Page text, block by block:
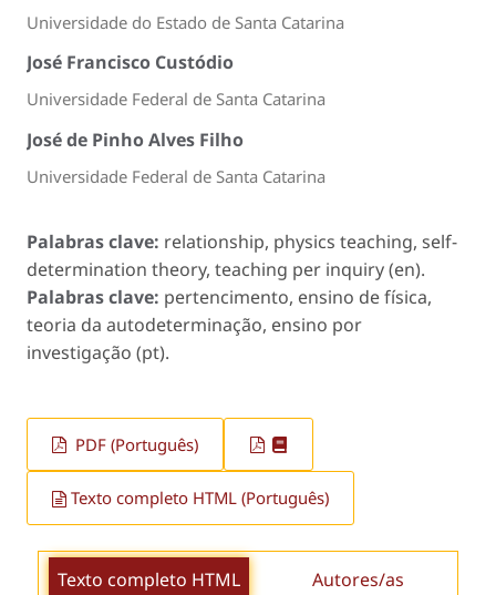
Universidade do Estado de Santa Catarina
José Francisco Custódio
Universidade Federal de Santa Catarina
José de Pinho Alves Filho
Universidade Federal de Santa Catarina
Palabras clave: relationship, physics teaching, self-
determination theory, teaching per inquiry (en).
Palabras clave: pertencimento, ensino de física,
teoria da autodeterminação, ensino por
investigação (pt).
PDF (Português)
Texto completo HTML (Português)
Texto completo HTML Autores/as